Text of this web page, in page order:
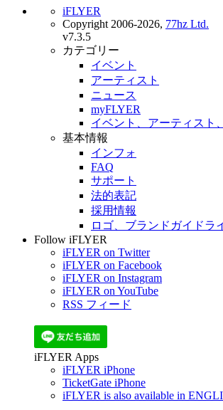
iFLYER
Copyright 2006-2026, 77hz Ltd.
v7.3.5
カテゴリー
イベント
アーティスト
ニュース
myFLYER
イベント、アーティスト
基本情報
インフォ
FAQ
サポート
法的表記
採用情報
ロゴ、ブランドガイドラ
Follow iFLYER
iFLYER on Twitter
iFLYER on Facebook
iFLYER on Instagram
iFLYER on YouTube
RSS フィード
iFLYER Apps
iFLYER iPhone
TicketGate iPhone
iFLYER is also available in